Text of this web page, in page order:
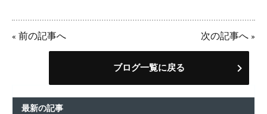
« 前の記事へ 次の記事へ »
ブログ一覧に戻る
最新の記事